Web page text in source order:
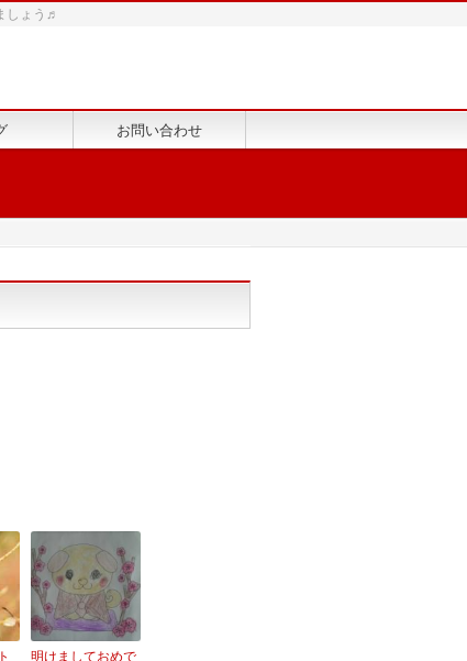
しょう♬
お問い合わせ
明けましておめで